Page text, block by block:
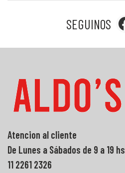
SEGUINOS
Atencion al cliente
De Lunes a Sábados de 9 a 19 hs
11 2261 2326